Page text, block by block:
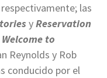
las
yReservation
Welcome to
Reynolds y Rob
conducido por el